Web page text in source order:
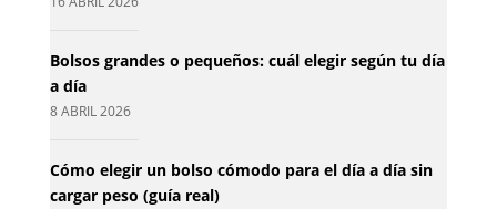
Bolsos grandes o pequeños: cuál elegir según tu día
a día
8 ABRIL 2026
Cómo elegir un bolso cómodo para el día a día sin
cargar peso (guía real)